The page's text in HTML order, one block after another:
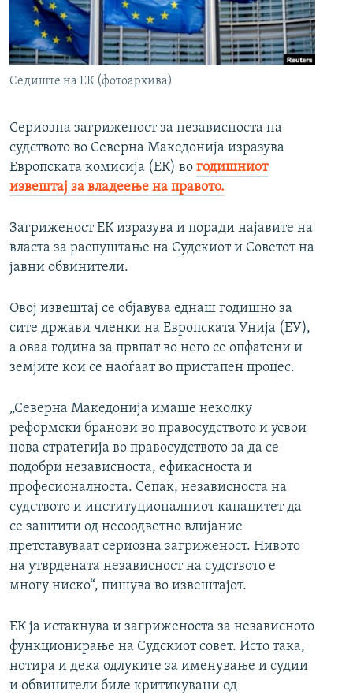
РСЕ веб страници
Седиште на ЕК (фотоархива)
Сериозна загриженост за независноста на
судството во Северна Македонија изразува
Европската комисија (ЕК) во годишниот
извештај за владеење на правото.
Загриженост ЕК изразува и поради најавите на
власта за распуштање на Судскиот и Советот на
јавни обвинители.
Овој извештај се објавува еднаш годишно за
сите држави членки на Европската Унија (ЕУ),
а оваа година за првпат во него се опфатени и
земјите кои се наоѓаат во пристапен процес.
„Северна Македонија имаше неколку
реформски бранови во правосудството и усвои
нова стратегија во правосудството за да се
подобри независноста, ефикасноста и
професионалноста. Сепак, независноста на
судството и институционалниот капацитет да
се заштити од несоодветно влијание
претставуваат сериозна загриженост. Нивото
на утврдената независност на судството е
многу ниско“, пишува во извештајот.
ЕК ја истакнува и загриженоста за независното
функционирање на Судскиот совет. Исто така,
нотира и дека одлуките за именување и судии
и обвинители биле критикувани од